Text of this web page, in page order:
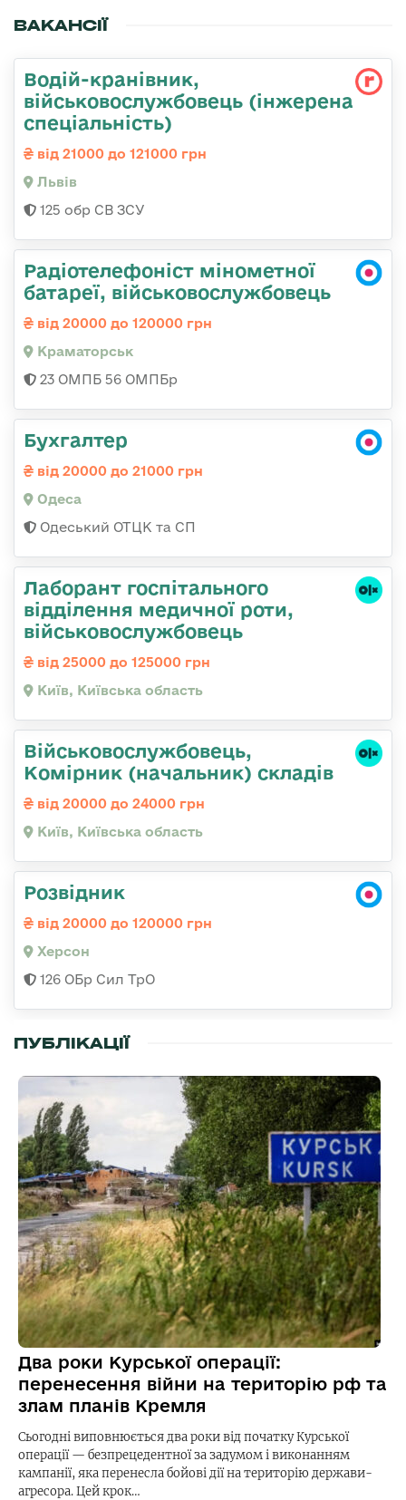
ВАКАНСІЇ
Водій-кранівник,
військовослужбовець (інжерена
спеціальність)
від 21000 до 121000 грн
Львів
125 обр СВ ЗСУ
Радіотелефоніст мінометної
батареї, військовослужбовець
від 20000 до 120000 грн
Краматорськ
23 ОМПБ 56 ОМПБр
Бухгалтер
від 20000 до 21000 грн
Одеса
Одеський ОТЦК та СП
Лаборант госпітального
відділення медичної роти,
військовослужбовець
від 25000 до 125000 грн
Київ, Київська область
Військовослужбовець,
Комірник (начальник) складів
від 20000 до 24000 грн
Київ, Київська область
Розвідник
від 20000 до 120000 грн
Херсон
126 ОБр Сил ТрО
ПУБЛІКАЦІЇ
Два роки Курської операції:
перенесення війни на територію рф та
злам планів Кремля
Сьогодні виповнюється два роки від початку Курської
операції — безпрецедентної за задумом і виконанням
кампанії, яка перенесла бойові дії на територію держави-
агресора. Цей крок…